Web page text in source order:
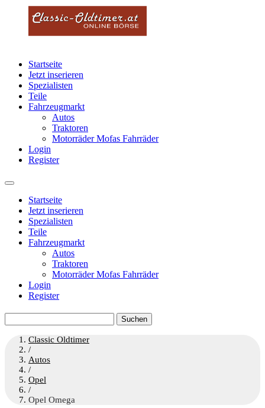
Startseite
Jetzt inserieren
Spezialisten
Teile
Fahrzeugmarkt
Autos
Traktoren
Motorräder Mofas Fahrräder
Login
Register
Startseite
Jetzt inserieren
Spezialisten
Teile
Fahrzeugmarkt
Autos
Traktoren
Motorräder Mofas Fahrräder
Login
Register
nach:
Classic Oldtimer
/
Autos
/
Opel
/
Opel Omega